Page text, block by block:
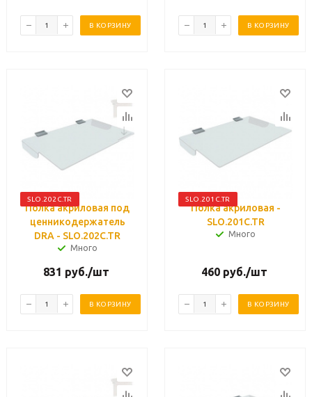
В КОРЗИНУ В КОРЗИНУ
SLO.202C.TR
Полка акриловая под
ценникодержатель
DRA - SLO.202C.TR
Много
831 руб./шт
В КОРЗИНУ
SLO.201C.TR
Полка акриловая -
SLO.201C.TR
Много
460руб./шт
В КОРЗИНУ